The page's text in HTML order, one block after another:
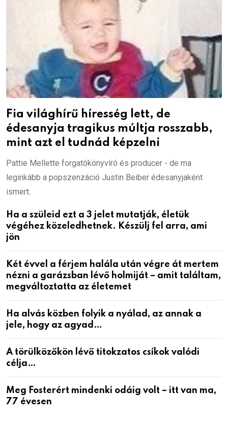
Fia világhírű híresség lett, de
édesanyja tragikus múltja rosszabb,
mint azt el tudnád képzelni
Pattie Mellette forgatókönyvíró és producer - de ma
leginkább a popszenzáció Justin Beiber édesanyjaként
ismert.
Ha a szüleid ezt a 3 jelet mutatják, életük
végéhez közeledhetnek. Készülj fel arra, ami
jön
Két évvel a férjem halála után végre át mertem
nézni a garázsban lévő holmiját – amit találtam,
megváltoztatta az életemet
Ha alvás közben folyik a nyálad, az annak a
jele, hogy az agyad…
A törülközőkön lévő titokzatos csíkok valódi
célja…
Meg Fosterért mindenki odáig volt – itt van ma,
77 évesen